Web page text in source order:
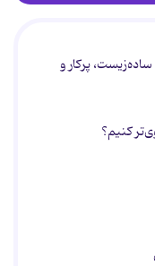
پرکار و